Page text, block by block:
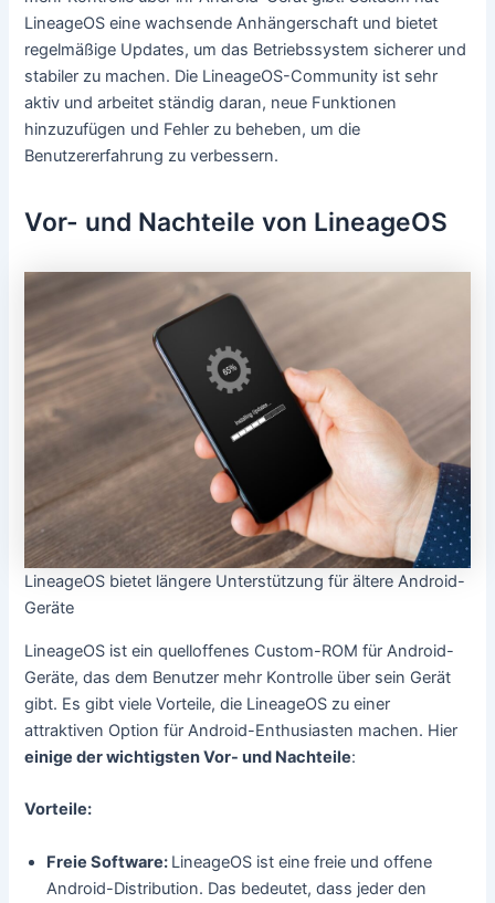
LineageOS eine wachsende Anhängerschaft und bietet
regelmäßige Updates, um das Betriebssystem sicherer und
stabiler zu machen. Die LineageOS-Community ist sehr
aktiv und arbeitet ständig daran, neue Funktionen
hinzuzufügen und Fehler zu beheben, um die
Benutzererfahrung zu verbessern.
Vor- und Nachteile von LineageOS
LineageOS bietet längere Unterstützung für ältere Android-
Geräte
LineageOS ist ein quelloffenes Custom-ROM für Android-
Geräte, das dem Benutzer mehr Kontrolle über sein Gerät
gibt. Es gibt viele Vorteile, die LineageOS zu einer
attraktiven Option für Android-Enthusiasten machen. Hier
einige der wichtigsten Vor- und Nachteile:
Vorteile:
Freie Software: LineageOS ist eine freie und offene
Android-Distribution. Das bedeutet, dass jeder den